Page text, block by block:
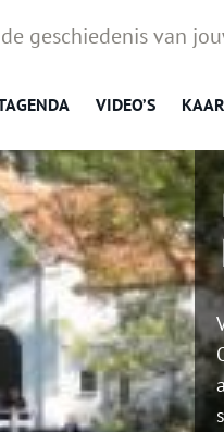
geschiedenis van
VIDEO’S